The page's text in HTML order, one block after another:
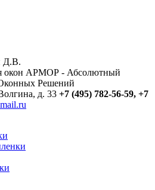
Д.В.
окон АРМОР - Абсолютный
Решений
д. 33 +7 (495) 782-56-59, +7